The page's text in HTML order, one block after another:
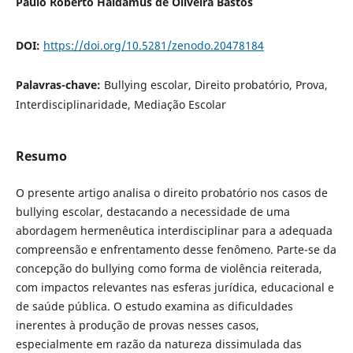
DOI: https://doi.org/10.5281/zenodo.20478184
Palavras-chave: Bullying escolar, Direito probatório, Prova,
Interdisciplinaridade, Mediação Escolar
Resumo
O presente artigo analisa o direito probatório nos casos de
bullying escolar, destacando a necessidade de uma
abordagem hermenêutica interdisciplinar para a adequada
compreensão e enfrentamento desse fenômeno. Parte-se da
concepção do bullying como forma de violência reiterada,
com impactos relevantes nas esferas jurídica, educacional e
de saúde pública. O estudo examina as dificuldades
inerentes à produção de provas nesses casos,
especialmente em razão da natureza dissimulada das